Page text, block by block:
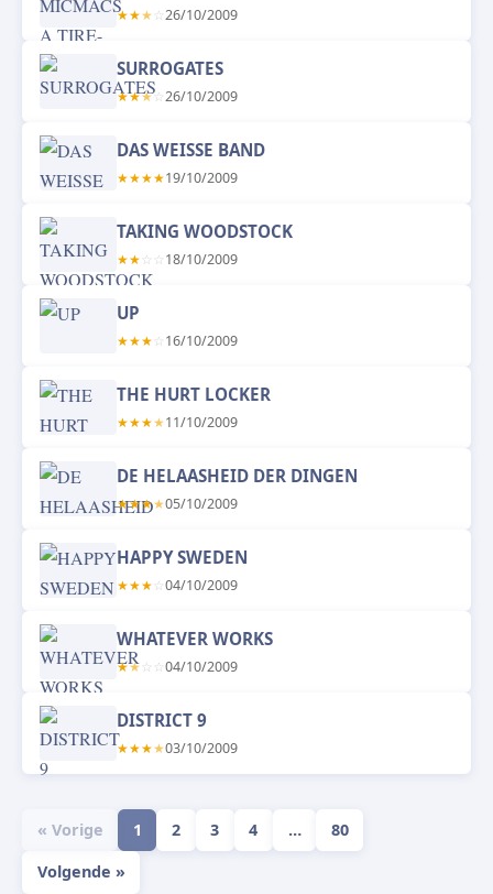
★★★ ☆26/10/2009
SURROGATES
★★★☆26/10/2009
DAS WEISSE BAND
★★★★19/10/2009
TAKING WOODSTOCK
★★ ☆ ☆ 18/10/2009
UP
★★★ ☆ 16/10/2009
THE HURT LOCKER
★★★★11/10/2009
DE HELAASHEID DER DINGEN
★★★★05/10/2009
HAPPY SWEDEN
★★★ ☆04/10/2009
WHATEVER WORKS
★★ ☆ ☆04/10/2009
DISTRICT 9
★★★★03/10/2009
« Vorige 1 2 3 4 … 80
Volgende »